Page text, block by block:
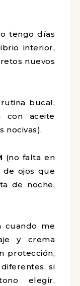
tengo días
interior,
nuevos
bucal,
con aceite
nocivas).
(no falta en
de ojos que
de noche,
cuando me
y crema
protección,
si
elegir,